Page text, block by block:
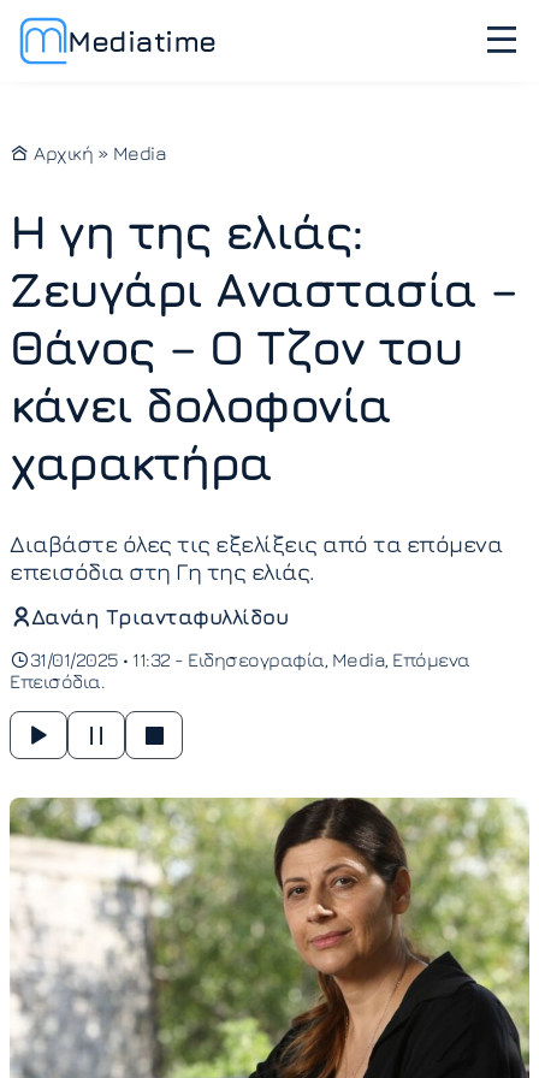
Mediatime
Αρχική » Media
Η γη της ελιάς:
Ζευγάρι Αναστασία –
Θάνος – Ο Τζον του
κάνει δολοφονία
χαρακτήρα
Διαβάστε όλες τις εξελίξεις από τα επόμενα
επεισόδια στη Γη της ελιάς.
Δανάη Τριανταφυλλίδου
31/01/2025 • 11:32 - Ειδησεογραφία Media Επόμενα
Επεισόδια